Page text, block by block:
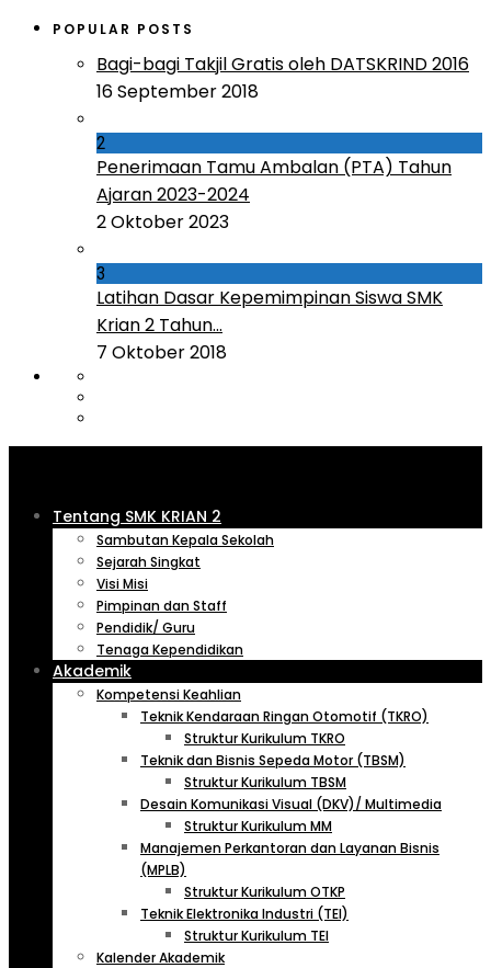
POPULAR POSTS
Bagi-bagi Takjil Gratis oleh DATSKRIND 2016
16 September 2018
2
Penerimaan Tamu Ambalan (PTA) Tahun
Ajaran 2023-2024
2 Oktober 2023
3
Latihan Dasar Kepemimpinan Siswa SMK
Krian 2 Tahun...
7 Oktober 2018
Tentang SMK KRIAN 2
Sambutan Kepala Sekolah
Sejarah Singkat
Visi Misi
Pimpinan dan Staff
Pendidik/ Guru
Tenaga Kependidikan
Akademik
Kompetensi Keahlian
Teknik Kendaraan Ringan Otomotif (TKRO)
Struktur Kurikulum TKRO
Teknik dan Bisnis Sepeda Motor (TBSM)
Struktur Kurikulum TBSM
Desain Komunikasi Visual (DKV)/ Multimedia
Struktur Kurikulum MM
Manajemen Perkantoran dan Layanan Bisnis
(MPLB)
Struktur Kurikulum OTKP
Teknik Elektronika Industri (TEI)
Struktur Kurikulum TEI
Kalender Akademik